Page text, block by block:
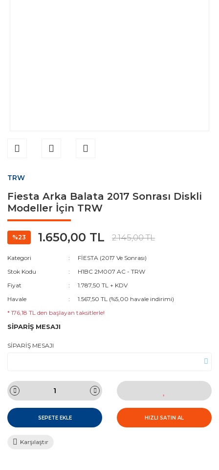
TRW
Fiesta Arka Balata 2017 Sonrası Diskli
Modeller İçin TRW
%23 1.650,00 TL 2.145,00 TL
Kategori
FİESTA (2017 Ve Sonrası)
Stok Kodu
H1BC 2M007 AC - TRW
Fiyat
1.787,50 TL + KDV
Havale
1.567,50 TL (%5,00 havale indirimi)
* 176,18 TL den başlayan taksitlerle!
SİPARİŞ MESAJI
SİPARİŞ MESAJI
SEPETE EKLE HIZLI SATIN AL
Karşılaştır